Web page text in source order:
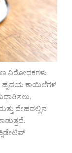
ನಿರೋಧಕಗಳು
ಹೃದಯ ಕಾಯಿಲೆಗಳ
ದೇಹದಲ್ಲಿನ